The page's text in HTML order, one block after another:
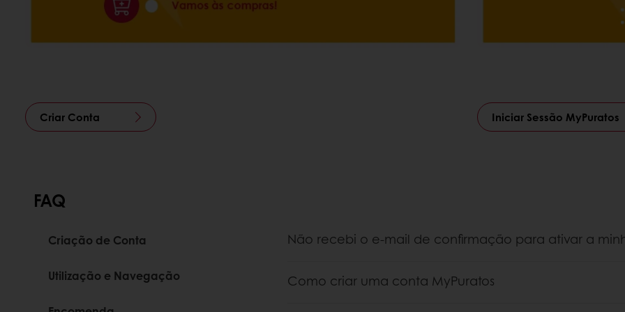
Criar Conta Iniciar Sessão MyPuratos
FAQ
Criação de Conta
Utilização e Navegação
Não recebi o e-mail de confirmação para ativar a
minha conta. Primeiro, lembre-se de verificar se o e-mail de
de correio.
Como criar uma conta MyPuratos